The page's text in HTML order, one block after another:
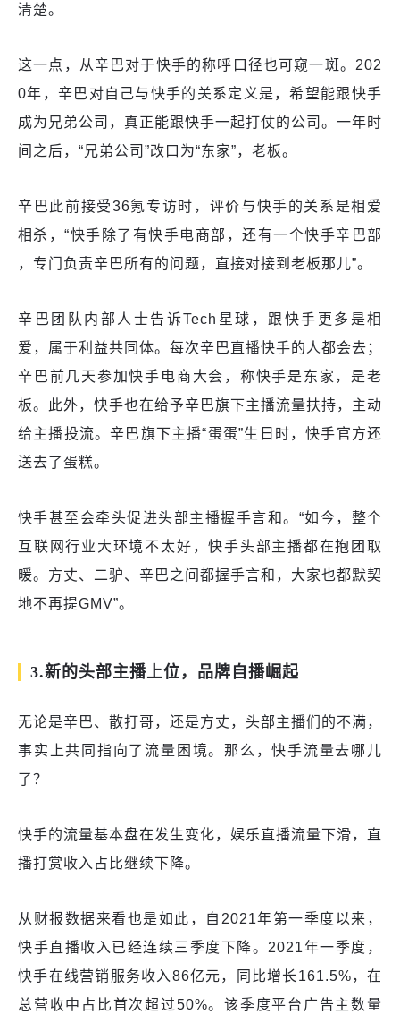
清楚。
这一点，从辛巴对于快手的称呼口径也可窥一斑。202
0年，辛巴对自己与快手的关系定义是，希望能跟快手
成为兄弟公司，真正能跟快手一起打仗的公司。一年时
间之后，“兄弟公司”改口为“东家”，老板。
辛巴此前接受36氪专访时，评价与快手的关系是相爱
相杀，“快手除了有快手电商部，还有一个快手辛巴部
，专门负责辛巴所有的问题，直接对接到老板那儿”。
辛巴团队内部人士告诉Tech星球，跟快手更多是相
爱，属于利益共同体。每次辛巴直播快手的人都会去；
辛巴前几天参加快手电商大会，称快手是东家，是老
板。此外，快手也在给予辛巴旗下主播流量扶持，主动
给主播投流。辛巴旗下主播“蛋蛋”生日时，快手官方还
送去了蛋糕。
快手甚至会牵头促进头部主播握手言和。“如今，整个
互联网行业大环境不太好，快手头部主播都在抱团取
暖。方丈、二驴、辛巴之间都握手言和，大家也都默契
地不再提GMV”。
3.新的头部主播上位，品牌自播崛起
无论是辛巴、散打哥，还是方丈，头部主播们的不满，
事实上共同指向了流量困境。那么，快手流量去哪儿
了？
快手的流量基本盘在发生变化，娱乐直播流量下滑，直
播打赏收入占比继续下降。
从财报数据来看也是如此，自2021年第一季度以来，
快手直播收入已经连续三季度下降。2021年一季度，
快手在线营销服务收入86亿元，同比增长161.5%，在
总营收中占比首次超过50%。该季度平台广告主数量